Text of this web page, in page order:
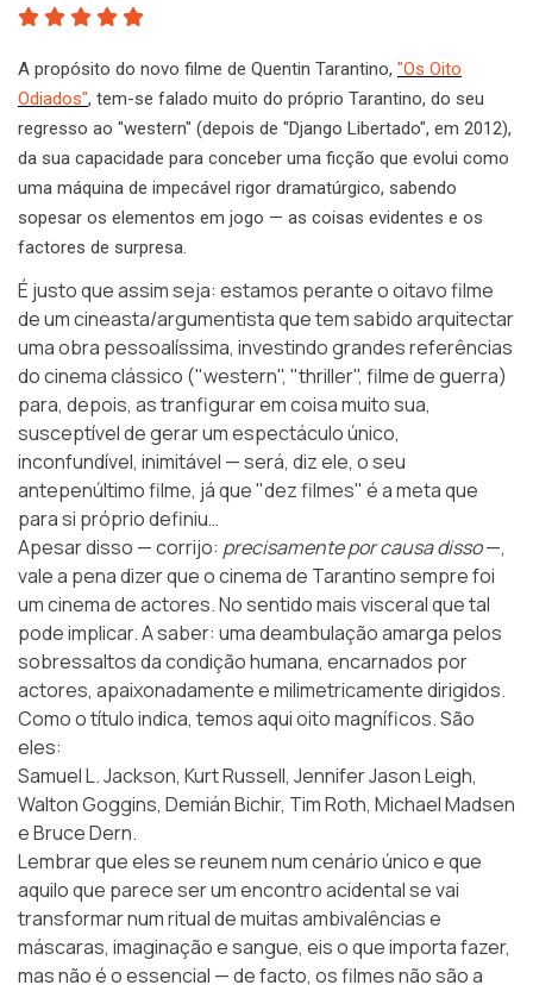
A propósito do novo filme de Quentin Tarantino, "Os Oito
Odiados", tem-se falado muito do próprio Tarantino, do seu
regresso ao "western" (depois de "Django Libertado", em 2012),
da sua capacidade para conceber uma ficção que evolui como
uma máquina de impecável rigor dramatúrgico, sabendo
sopesar os elementos em jogo — as coisas evidentes e os
factores de surpresa.
É justo que assim seja: estamos perante o oitavo filme
de um cineasta/argumentista que tem sabido arquitectar
uma obra pessoalíssima, investindo grandes referências
do cinema clássico ("western", "thriller", filme de guerra)
para, depois, as tranfigurar em coisa muito sua,
susceptível de gerar um espectáculo único,
inconfundível, inimitável — será, diz ele, o seu
antepenúltimo filme, já que "dez filmes" é a meta que
para si próprio definiu…
Apesar disso — corrijo: precisamente por causa disso—,
vale a pena dizer que o cinema de Tarantino sempre foi
um cinema de actores. No sentido mais visceral que tal
pode implicar. A saber: uma deambulação amarga pelos
sobressaltos da condição humana, encarnados por
actores, apaixonadamente e milimetricamente dirigidos.
Como o título indica, temos aqui oito magníficos. São
eles:
Samuel L. Jackson, Kurt Russell, Jennifer Jason Leigh,
Walton Goggins, Demián Bichir, Tim Roth, Michael Madsen
e Bruce Dern.
Lembrar que eles se reunem num cenário único e que
aquilo que parece ser um encontro acidental se vai
transformar num ritual de muitas ambivalências e
máscaras, imaginação e sangue, eis o que importa fazer,
mas não é o essencial — de facto, os filmes não são a